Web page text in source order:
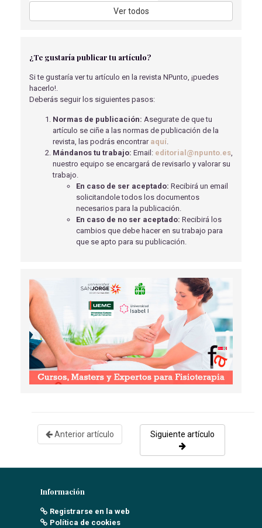
CUIDADOS DE ENFERMERÍA POS-QUIRÚRGICOS:
ARTROPLASTIA TOTAL DE RODILLA.
López Guerrero R.- 02/04/2018
TRATAMIENTO PSICOLÓGICO DEL TRASTORNO
LÍMITE DE LA PERSONALIDAD
Luque Patino, L- 31/05/2023
ANEURISMA DE AORTA ABDOMINAL
Peña Olivar, I- 27/04/2022
ESTUDIO DE UN CASO DE COLECISTITIS EN
URGENCIAS.
Rodríguez Arjona R.
ANOREXIA NERVIOSA EN MUJER ADULTA QUE ACUDE
A URGENCIAS: CASO CLÍNICO
Vallecillo Troncoso, J- 15/05/2018
Ver todos
¿Te gustaría publicar tu artículo?
Si te gustaría ver tu artículo en la revista NPunto, ¡puedes
hacerlo!.
Deberás seguir los siguientes pasos:
Normas de publicación: Asegurate de que tu
artículo se ciñe a las normas de publicación de la
revista, las podrás encontrar aquí.
Mándanos tu trabajo: Email: editorial@npunto.es,
nuestro equipo se encargará de revisarlo y valorar su
trabajo.
En caso de ser aceptado: Recibirá un email
solicitandole todos los documentos
necesarios para la publicación.
En caso de no ser aceptado: Recibirá los
cambios que debe hacer en su trabajo para
que se apto para su publicación.
Anterior artículo Siguiente artículo
Información
Registrarse en la web
Política de cookies